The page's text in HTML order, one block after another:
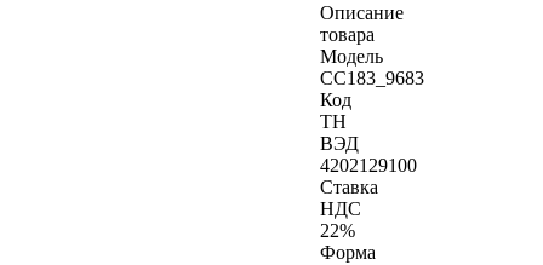
Описание
товара
Модель
CC183_9683
Код
ТН
ВЭД
4202129100
Ставка
НДС
22%
Форма